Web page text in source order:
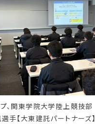
プ、関東学院大学陸上競技部
手【大東建託パートナーズ】